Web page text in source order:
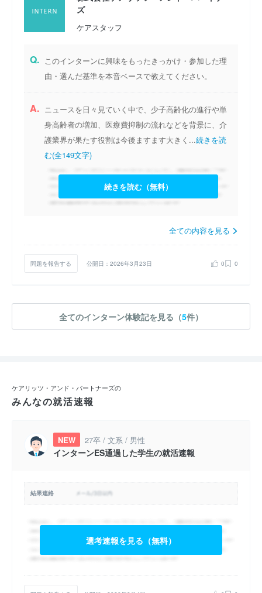
ズ
ケアスタッフ
Q.
このインターンに興味をもったきっかけ・参加した理
由・選んだ基準を本音ベースで教えてください。
A. ニュースを日々見ていく中で、少子高齢化の進行や単
身高齢者の増加、医療費抑制の流れなどを背景に、介
護業界が果たす役割は今後ますます大きく...続きを読
む(全149文字)
続きを読む（無料）
全ての内容を見る
問題を報告する 公開日：2026年3月23日 0 0
全てのインターン体験記を見る（5件）
ケアリッツ・アンド・パートナーズの
みんなの就活速報
NEW 27卒 / 文系 / 男性
インターンES通過した学生の就活速報
結果連絡
選考速報を見る（無料）